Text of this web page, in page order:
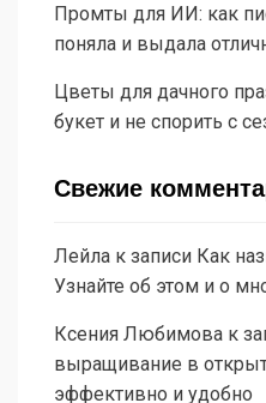
Промты для ИИ: как
поняла и выдала
Цветы для дачного
букет и не спорить с
Свежие
Лейла к записи Как
Узнайте об этом и о
Ксения Любимова к
выращивание в
эффективно и удобно